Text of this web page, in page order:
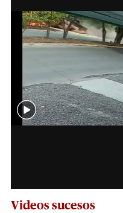
Videos sucesos